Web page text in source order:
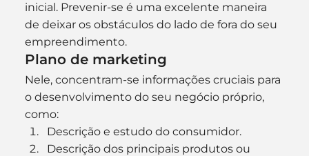
inicial. Prevenir-se é uma excelente maneira
de deixar os obstáculos do lado de fora do seu
empreendimento.
Plano de marketing
Nele, concentram-se informações cruciais para
o desenvolvimento do seu negócio próprio,
como:
Descrição e estudo do consumidor.
Descrição dos principais produtos ou